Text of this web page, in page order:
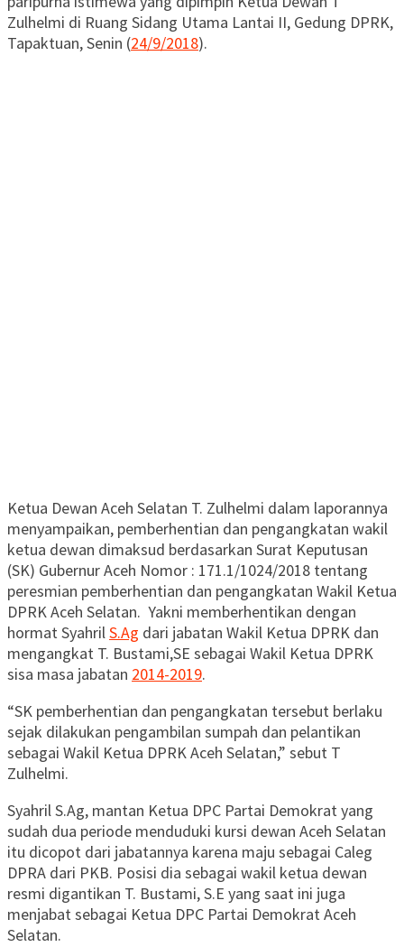
Zulhelmi di Ruang Sidang Utama Lantai II, Gedung DPRK,
Tapaktuan, Senin (24/9/2018).
Ketua Dewan Aceh Selatan T. Zulhelmi dalam laporannya
menyampaikan, pemberhentian dan pengangkatan wakil
ketua dewan dimaksud berdasarkan ‎Surat Keputusan
(SK) Gubernur Aceh Nomor : 171.1/1024/2018 tentang
peresmian pemberhentian dan pengangkatan Wakil Ketua
DPRK Aceh Selatan. Yakni memberhentikan dengan
hormat SyahrilS.Ag dari jabatan Wakil Ketua DPRK dan
mengangkat T. Bustami,SE sebagai Wakil Ketua DPRK
sisa masa jabatan 2014-2019.
“SK pemberhentian dan pengangkatan tersebut berlaku
sejak dilakukan pengambilan sumpah dan pelantikan
sebagai Wakil Ketua DPRK Aceh Selatan,” sebut T
Zulhelmi.‎
Syahril S.Ag, mantan Ketua DPC Partai Demokrat yang
sudah dua periode menduduki kursi dewan Aceh Selatan
itu dicopot dari jabatannya karena maju sebagai Caleg
DPRA dari PKB. Posisi dia sebagai wakil ketua dewan
resmi digantikan T. Bustami, S.E yang saat ini juga
menjabat sebagai Ketua DPC Partai Demokrat Aceh
Selatan.